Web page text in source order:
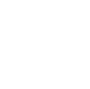
Meie